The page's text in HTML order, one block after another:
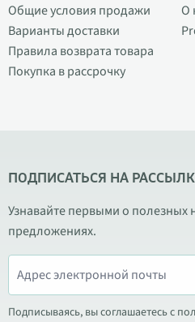
Общие условия продажи
Варианты доставки
Правила возврата товара
Покупка в рассрочку
О
ПОДПИСАТЬСЯ НА
Узнавайте первыми о полезных
предложениях.
Подписываясь, вы соглашаетесь с